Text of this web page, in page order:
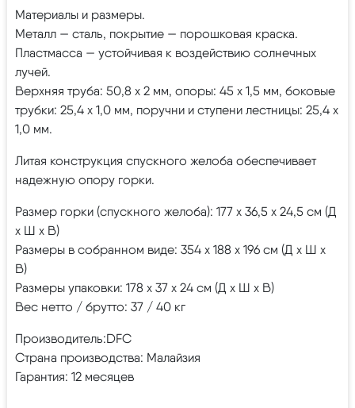
Материалы и размеры.
Металл — сталь, покрытие — порошковая краска.
Пластмасса — устойчивая к воздействию солнечных
лучей.
Верхняя труба: 50,8 x 2 мм, опоры: 45 x 1,5 мм, боковые
трубки: 25,4 x 1,0 мм, поручни и ступени лестницы: 25,4 х
1,0 мм.
Литая конструкция спускного желоба обеспечивает
надежную опору горки.
Размер горки (спускного желоба): 177 х 36,5 х 24,5 см (Д
х Ш х В)
Размеры в собранном виде: 354 х 188 х 196 см (Д х Ш х
В)
Размеры упаковки: 178 х 37 х 24 см (Д х Ш х В)
Вес нетто / брутто: 37 / 40 кг
Производитель:DFC
Страна производства: Малайзия
Гарантия: 12 месяцев